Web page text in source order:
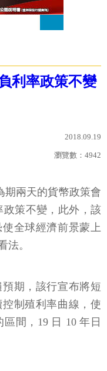
利率政策不變
2018.09.19
瀏覽數： 4942
期兩天的貨幣政策會
政策不變，此外，該
全球經濟前景蒙上
法。
期，該行宣布將短
制殖利率曲線，使
間，19 日 10 年日